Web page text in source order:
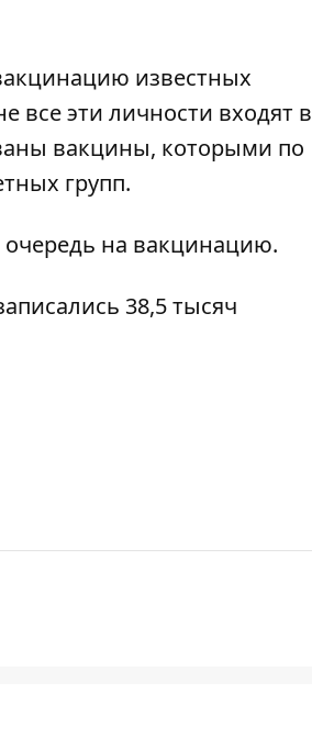
известных
все эти личности входят в
вакцины, которыми по
групп.
очередь на вакцинацию.
38,5 тысяч